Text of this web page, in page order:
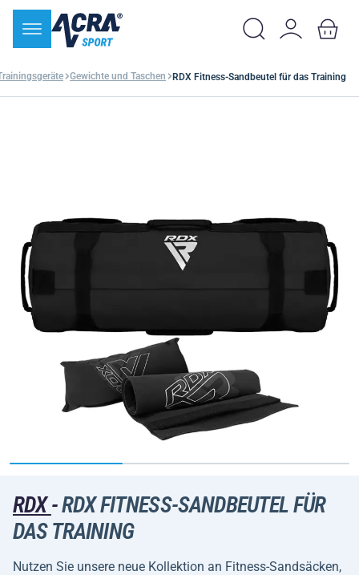
Gewichte und Taschen RDX Fitness-Sandbeutel für das Training
RDX-RDX FITNESS-SANDBEUTEL FÜR
DAS TRAINING
Nutzen Sie unsere neue Kollektion an Fitness-Sandsäcken,